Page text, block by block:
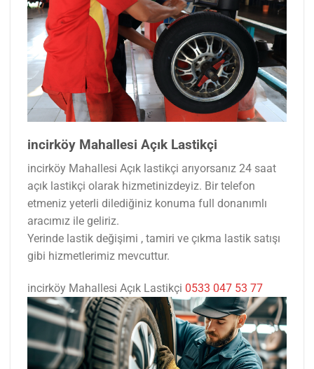
incirköy Mahallesi Açık Lastikçi
incirköy Mahallesi Açık lastikçi arıyorsanız 24 saat
açık lastikçi olarak hizmetinizdeyiz. Bir telefon
etmeniz yeterli dilediğiniz konuma full donanımlı
aracımız ile geliriz.
Yerinde lastik değişimi , tamiri ve çıkma lastik satışı
gibi hizmetlerimiz mevcuttur.
incirköy Mahallesi Açık Lastikçi 0533 047 53 77